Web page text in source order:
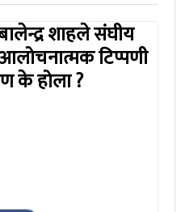
शाहले संघीय
आलोचनात्मक टिप्पणी
के होला ?